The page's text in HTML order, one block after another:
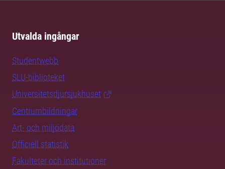
Utvalda ingångar
Studentwebb
SLU-biblioteket
Universitetsdjursjukhuset
Centrumbildningar
Art- och miljödata
Officiell statistik
Fakulteter och institutioner